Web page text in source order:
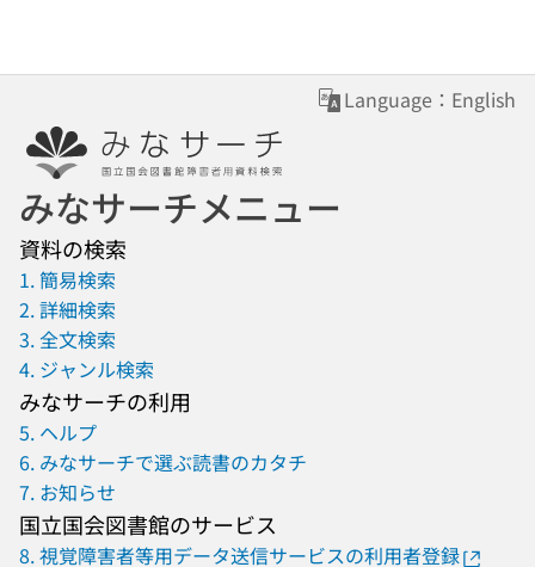
Language：English
みなサーチメニュー
資料の検索
1. 簡易検索
2. 詳細検索
3. 全文検索
4. ジャンル検索
みなサーチの利用
5. ヘルプ
6. みなサーチで選ぶ読書のカタチ
7. お知らせ
国立国会図書館のサービス
8. 視覚障害者等用データ送信サービスの利用者登録